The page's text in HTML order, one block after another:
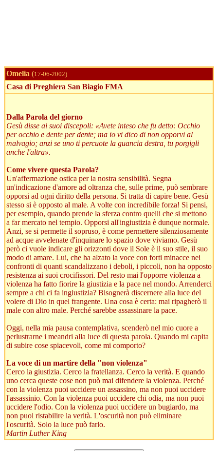
Omelia (17-06-2002)
Casa di Preghiera San Biagio FMA
Dalla Parola del giorno
Gesù disse ai suoi discepoli: «Avete inteso che fu detto: Occhio
per occhio e dente per dente; ma io vi dico di non opporvi al
malvagio; anzi se uno ti percuote la guancia destra, tu porgigli
anche l'altra».
Come vivere questa Parola?
Un'affermazione ostica per la nostra sensibilità. Segna
un'indicazione d'amore ad oltranza che, sulle prime, può sembrare
opporsi ad ogni diritto della persona. Si tratta di capire bene. Gesù
stesso si è opposto al male. A volte con incredibile forza! Si pensi,
per esempio, quando prende la sferza contro quelli che si mettono
a far mercato nel tempio. Opporsi all'ingiustizia è dunque normale.
Anzi, se si permette il sopruso, è come permettere silenziosamente
ad acque avvelenate d'inquinare lo spazio dove viviamo. Gesù
però ci vuole indicare gli orizzonti dove il Sole è il suo stile, il suo
modo di amare. Lui, che ha alzato la voce con forti minacce nei
confronti di quanti scandalizzano i deboli, i piccoli, non ha opposto
resistenza ai suoi crocifissori. Del resto mai l'opporre violenza a
violenza ha fatto fiorire la giustizia e la pace nel mondo. Arrenderci
sempre a chi ci fa ingiustizia? Bisognerà discernere alla luce del
volere di Dio in quel frangente. Una cosa è certa: mai ripagherò il
male con altro male. Perché sarebbe assassinare la pace.
Oggi, nella mia pausa contemplativa, scenderò nel mio cuore a
perlustrarne i meandri alla luce di questa parola. Quando mi capita
di subire cose spiacevoli, come mi comporto?
La voce di un martire della "non violenza"
Cerco la giustizia. Cerco la fratellanza. Cerco la verità. E quando
uno cerca queste cose non può mai difendere la violenza. Perché
con la violenza puoi uccidere un assassino, ma non puoi uccidere
l'assassinio. Con la violenza puoi uccidere chi odia, ma non puoi
uccidere l'odio. Con la violenza puoi uccidere un bugiardo, ma
non puoi ristabilire la verità. L'oscurità non può eliminare
l'oscurità. Solo la luce può farlo.
Martin Luther King